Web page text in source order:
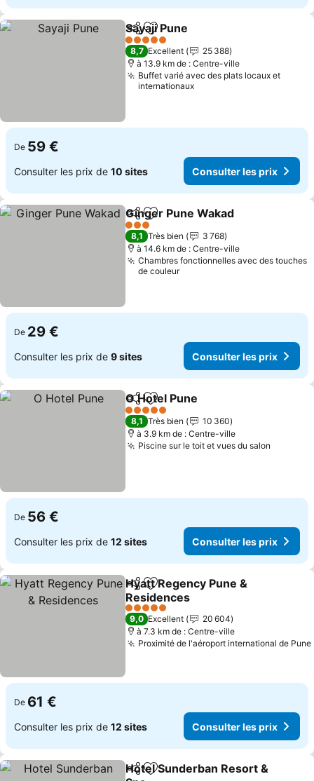
PartagerAjouter à mes favoris
Sayaji Pune
5 Étoiles
8,7 Excellent
25 388
à 13.9 km de : Centre-ville
Buffet varié avec des plats locaux et
internationaux
De 59 €
Consulter les prix de 10 sites Consulter les prix
PartagerAjouter à mes favoris
Ginger Pune Wakad
3 Étoiles
8,1 Très bien
3 768
à 14.6 km de : Centre-ville
Chambres fonctionnelles avec des touches
de couleur
De 29 €
Consulter les prix de 9 sites Consulter les prix
PartagerAjouter à mes favoris
O Hotel Pune
5 Étoiles
8,1 Très bien
10 360
à 3.9 km de : Centre-ville
Piscine sur le toit et vues du salon
De 56 €
Consulter les prix de 12 sites Consulter les prix
PartagerAjouter à mes favoris
Hyatt Regency Pune &
Residences
Consulter les prix
5 Étoiles
9,0 Excellent
20 604
à 7.3 km de : Centre-ville
Proximité de l'aéroport international de Pune
De 61 €
Consulter les prix de 12 sites Consulter les prix
PartagerAjouter à mes favoris
Hotel Sunderban Resort &